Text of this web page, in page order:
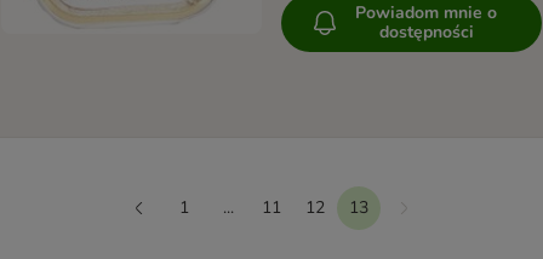
Powiadom mnie o
dostępności
1 ... 11 12 13 Dalej